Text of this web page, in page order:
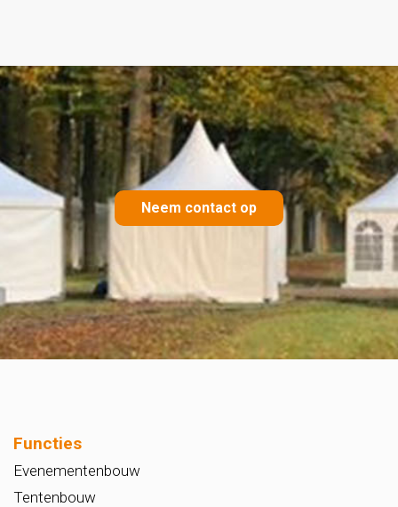
Neem contact op
Functies
Evenementenbouw
Tentenbouw